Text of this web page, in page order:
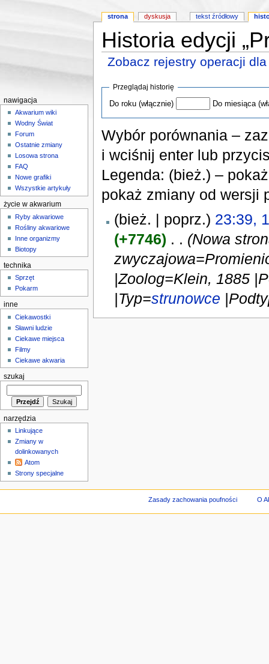
Historia edycji
Zobacz rejestry operacji
Przeglądaj historię
Do roku (włącznie) Do miesiąca
Wybór porównania –
i wciśnij enter lub
Legenda: (bież.) –
pokaż zmiany od wersji
(bież. | poprz.) 23:39,
(+7746) ‎ . . (Nowa
|Zoolog=Klein, 1885
|Typ=strunowce
strona dyskusja tekst źródłowy
nawigacja
Akwarium wiki
Wodny Świat
Forum
Ostatnie zmiany
Losowa strona
FAQ
Nowe grafiki
Wszystkie artykuły
życie w akwarium
Ryby akwariowe
Rośliny akwariowe
Inne organizmy
Biotopy
technika
Sprzęt
Pokarm
inne
Ciekawostki
Sławni ludzie
Ciekawe miejsca
Filmy
Ciekawe akwaria
szukaj
narzędzia
Linkujące
Zmiany w
dolinkowanych
Atom
Strony specjalne
Zasady zachowania poufności O